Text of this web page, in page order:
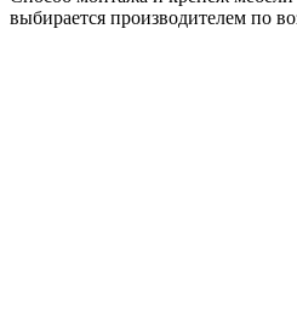
выбирается производителем по